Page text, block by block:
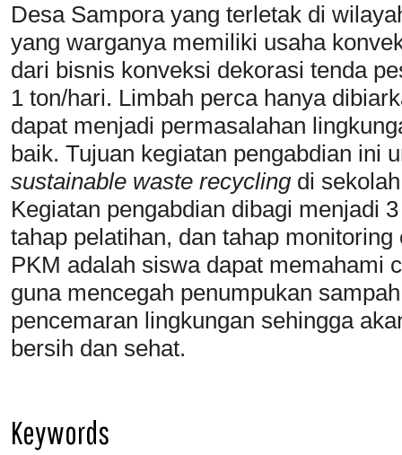
Desa Sampora yang terletak di
yang warganya memiliki usaha
dari bisnis konveksi dekorasi tenda
1 ton/hari. Limbah perca hanya
dapat menjadi permasalahan
baik. Tujuan kegiatan pengabdian ini
sustainable waste recyclingdi
Kegiatan pengabdian dibagi menjadi
tahap pelatihan, dan tahap
PKM adalah siswa dapat memahami
guna mencegah penumpukan
pencemaran lingkungan sehingga
bersih dan sehat.
Keywords